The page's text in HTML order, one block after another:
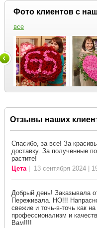
Фото клиентов с
все
Отзывы наших
Спасибо, за все! За
доставку. За полученные
растите!
Цета| 13 сентября 2024 |
Добрый день! Заказывала
Переживала. НО!!!
свежие и точь-в-точь как
профессионализм и
Вам!!!!